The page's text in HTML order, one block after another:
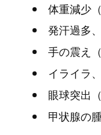
体重減少
発汗過多
手の震え
イライラ
眼球突出
甲状腺の